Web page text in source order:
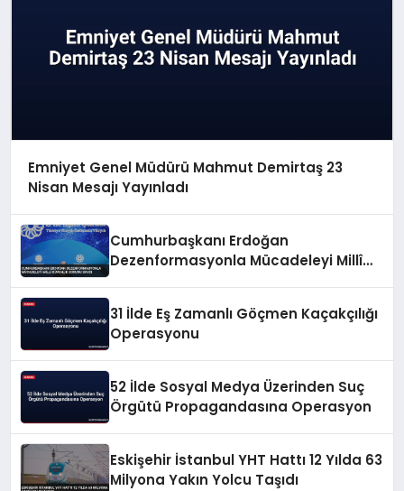
Emniyet Genel Müdürü Mahmut Demirtaş 23
Nisan Mesajı Yayınladı
Cumhurbaşkanı Erdoğan
Dezenformasyonla Mücadeleyi Millî
31 İlde Eş Zamanlı Göçmen Kaçakçılığı
Operasyonu
52 İlde Sosyal Medya Üzerinden Suç
Örgütü Propagandasına Operasyon
Eskişehir İstanbul YHT Hattı 12 Yılda 63
Milyona Yakın Yolcu Taşıdı